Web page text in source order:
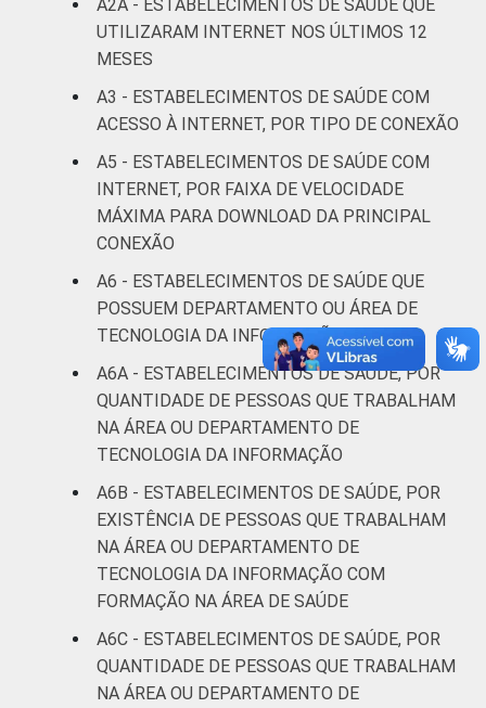
LOCALIZAÇÃO Capital 100
Fonte: CGI/NIC.br, Centro Regional de
Estudos para o Desenvolvimento da
Sociedade da Informação (Cetic.br),
Pesquisa sobre o uso das tecnologias de
informação e comunicação nos
estabelecimentos de saúde brasileiros – TIC
Saúde 2021.
A2A - ESTABELECIMENTOS DE SAÚDE QUE
UTILIZARAM INTERNET NOS ÚLTIMOS 12
MESES
A3 - ESTABELECIMENTOS DE SAÚDE COM
ACESSO À INTERNET, POR TIPO DE CONEXÃO
A5 - ESTABELECIMENTOS DE SAÚDE COM
INTERNET, POR FAIXA DE VELOCIDADE
MÁXIMA PARA DOWNLOAD DA PRINCIPAL
CONEXÃO
A6 - ESTABELECIMENTOS DE SAÚDE QUE
POSSUEM DEPARTAMENTO OU ÁREA DE
TECNOLOGIA DA INFORMAÇÃO
A6A - ESTABELECIMENTOS DE SAÚDE, POR
QUANTIDADE DE PESSOAS QUE TRABALHAM
NA ÁREA OU DEPARTAMENTO DE
TECNOLOGIA DA INFORMAÇÃO
A6B - ESTABELECIMENTOS DE SAÚDE, POR
EXISTÊNCIA DE PESSOAS QUE TRABALHAM
NA ÁREA OU DEPARTAMENTO DE
TECNOLOGIA DA INFORMAÇÃO COM
FORMAÇÃO NA ÁREA DE SAÚDE
A6C - ESTABELECIMENTOS DE SAÚDE, POR
QUANTIDADE DE PESSOAS QUE TRABALHAM
NA ÁREA OU DEPARTAMENTO DE